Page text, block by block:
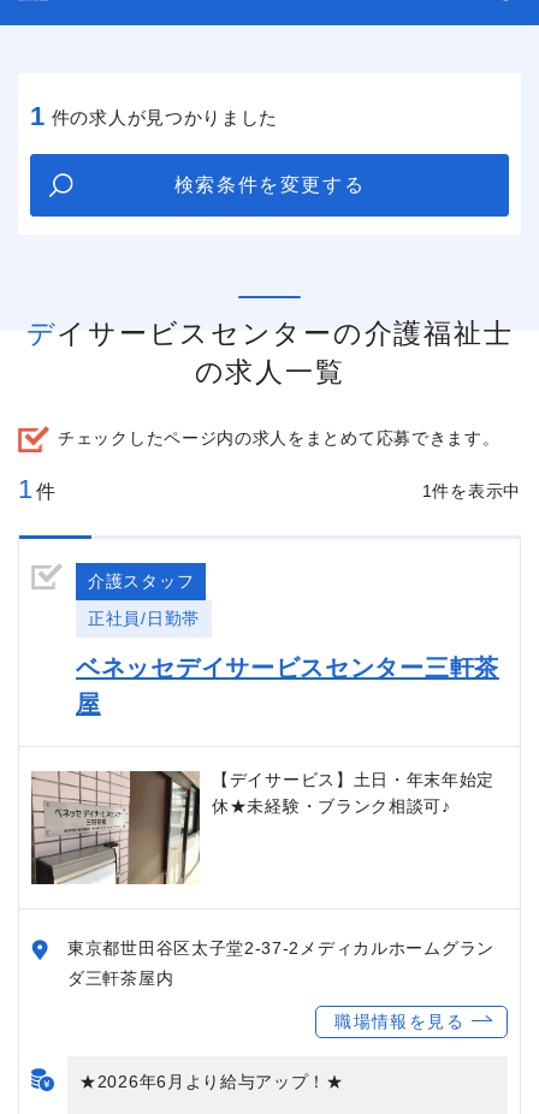
1 件の求人が見つかりました
検索条件を変更する
デイサービスセンターの介護福祉士
の求人一覧
チェックしたページ内の求人をまとめて応募できます。
1 件 1件を表示中
介護スタッフ
正社員/日勤帯
ベネッセデイサービスセンター三軒茶
屋
【デイサービス】土日・年末年始定
休★未経験・ブランク相談可♪
東京都世田谷区太子堂2-37-2メディカルホームグラン
ダ三軒茶屋内
職場情報を見る
★2026年6月より給与アップ！★